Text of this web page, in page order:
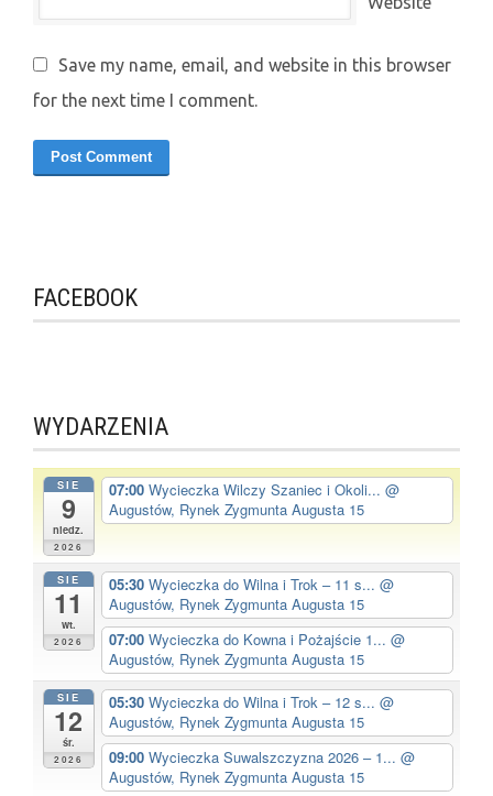
Save my name, email, and website in this browser
for the next time I comment.
FACEBOOK
WYDARZENIA
SIE
9
niedz.
2026
07:00 Wycieczka Wilczy Szaniec i Okoli... @
Augustów, Rynek Zygmunta Augusta 15
SIE
11
wt.
2026
05:30 Wycieczka do Wilna i Trok – 11 s... @
Augustów, Rynek Zygmunta Augusta 15
07:00 Wycieczka do Kowna i Pożajście 1... @
Augustów, Rynek Zygmunta Augusta 15
SIE
12
śr.
2026
05:30 Wycieczka do Wilna i Trok – 12 s... @
Augustów, Rynek Zygmunta Augusta 15
09:00 Wycieczka Suwalszczyzna 2026 – 1... @
Augustów, Rynek Zygmunta Augusta 15